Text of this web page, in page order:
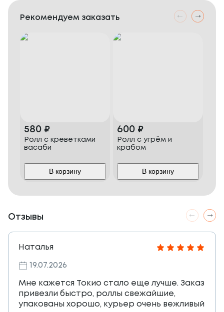
Рекомендуем заказать
580 ₽
Ролл с креветками
васаби
В корзину
600 ₽
Ролл с угрём и
крабом
В корзину
Отзывы
Наталья
19.07.2026
Мне кажется Токио стало еще лучше. Заказ
привезли быстро, роллы свежайшие,
упакованы хорошо, курьер очень вежливый